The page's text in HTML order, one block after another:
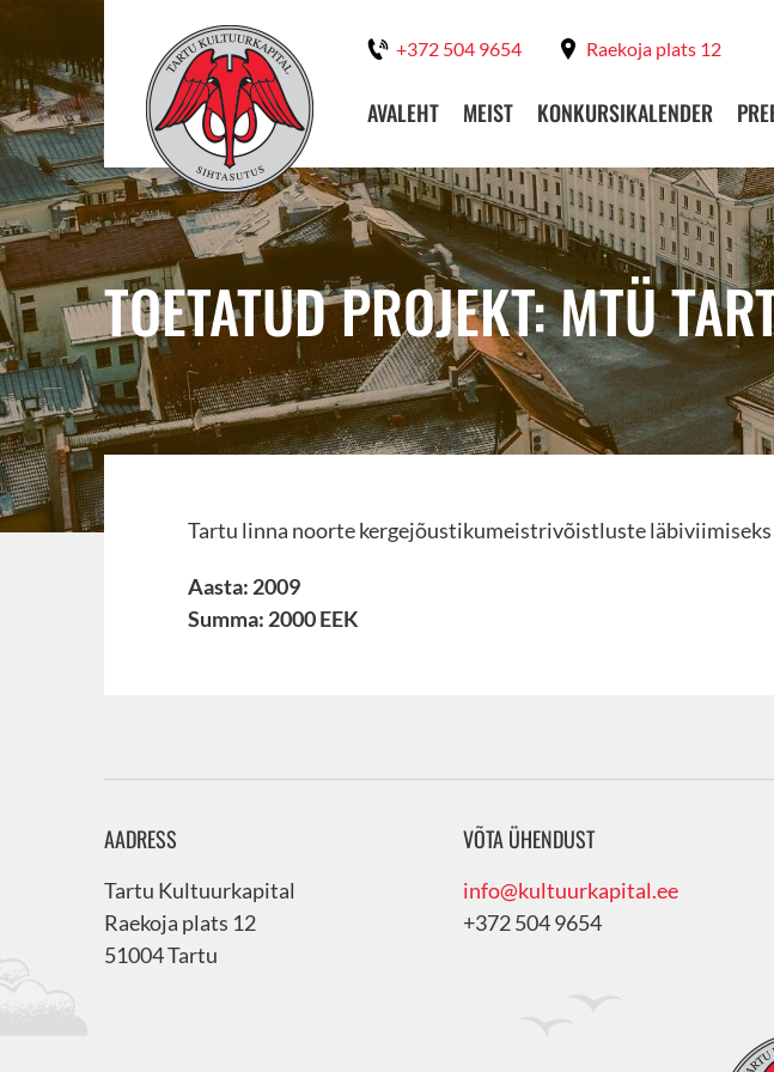
+372 504 9654 Raekoja plats 12
AVALEHT MEIST KONKURSIKALENDER
TOETATUD PROJEKT: MTÜ
Tartu linna noorte kergejõustikumeistrivõistluste läbiviimiseks
Aasta: 2009
Summa: 2000 EEK
AADRESS
Tartu Kultuurkapital
Raekoja plats 12
51004 Tartu
VÕTA ÜHENDUST
info@kultuurkapital.ee
+372 504 9654